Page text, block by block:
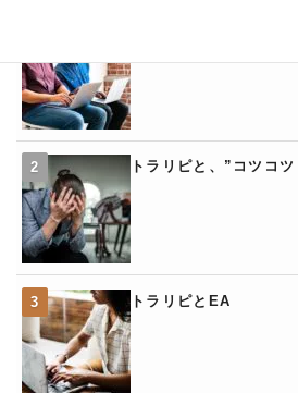
トラリピと、”コツコ
トラリピとEA